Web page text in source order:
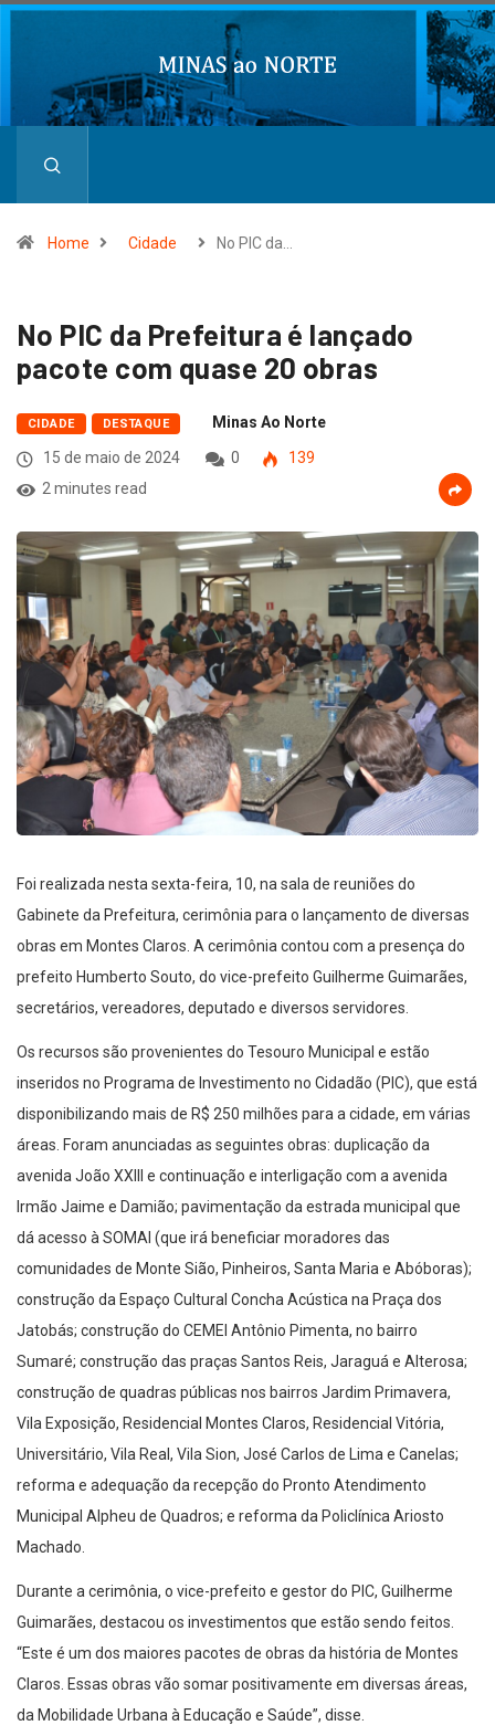
Home Cidade No PIC da…
No PIC da Prefeitura é lançado
pacote com quase 20 obras
CIDADE DESTAQUE
Minas Ao Norte
15 de maio de 2024
0
139
2 minutes read
Foi realizada nesta sexta-feira, 10, na sala de reuniões do
Gabinete da Prefeitura, cerimônia para o lançamento de diversas
obras em Montes Claros. A cerimônia contou com a presença do
prefeito Humberto Souto, do vice-prefeito Guilherme Guimarães,
secretários, vereadores, deputado e diversos servidores.
Os recursos são provenientes do Tesouro Municipal e estão
inseridos no Programa de Investimento no Cidadão (PIC), que está
disponibilizando mais de R$ 250 milhões para a cidade, em várias
áreas. Foram anunciadas as seguintes obras: duplicação da
avenida João XXIII e continuação e interligação com a avenida
Irmão Jaime e Damião; pavimentação da estrada municipal que
dá acesso à SOMAI (que irá beneficiar moradores das
comunidades de Monte Sião, Pinheiros, Santa Maria e Abóboras);
construção da Espaço Cultural Concha Acústica na Praça dos
Jatobás; construção do CEMEI Antônio Pimenta, no bairro
Sumaré; construção das praças Santos Reis, Jaraguá e Alterosa;
construção de quadras públicas nos bairros Jardim Primavera,
Vila Exposição, Residencial Montes Claros, Residencial Vitória,
Universitário, Vila Real, Vila Sion, José Carlos de Lima e Canelas;
reforma e adequação da recepção do Pronto Atendimento
Municipal Alpheu de Quadros; e reforma da Policlínica Ariosto
Machado.
Durante a cerimônia, o vice-prefeito e gestor do PIC, Guilherme
Guimarães, destacou os investimentos que estão sendo feitos.
“Este é um dos maiores pacotes de obras da história de Montes
Claros. Essas obras vão somar positivamente em diversas áreas,
da Mobilidade Urbana à Educação e Saúde”, disse.